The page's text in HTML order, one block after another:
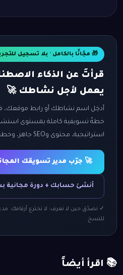
🎁 مجّانًا بالكامل · بلا تسجيل
قرأتَ عن الذكاء
يعمل لأجل نشاطك 🚀
أدخِل اسم نشاطك أو رابط موقعك،
خطةً تسويقية كاملة بمستوى
استراتيجية، محتوى وSEO جاهز، وخطة نموّ ٣٠ يومًا — في دقيقة.
🚀 جرّب مدير تسويقك
أنشئ حسابك + دورة مجانية
✓ نصدُق حين لا نعرف: لا نخترع أرقامك.
للنسخ.
📚 اقرأ أيضاً